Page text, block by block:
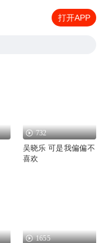
打开APP
732
吴晓乐 可是我偏偏不
喜欢
1655